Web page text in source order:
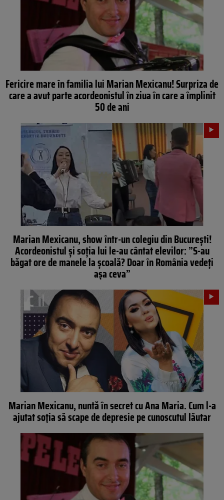
Fericire mare în familia lui Marian Mexicanu! Surpriza de
care a avut parte acordeonistul în ziua în care a împlinit
50 de ani
Marian Mexicanu, show într-un colegiu din București!
Acordeonistul și soția lui le-au cântat elevilor: ”S-au
băgat ore de manele la școală? Doar în România vedeți
așa ceva”
Marian Mexicanu, nuntă în secret cu Ana Maria. Cum l-a
ajutat soția să scape de depresie pe cunoscutul lăutar